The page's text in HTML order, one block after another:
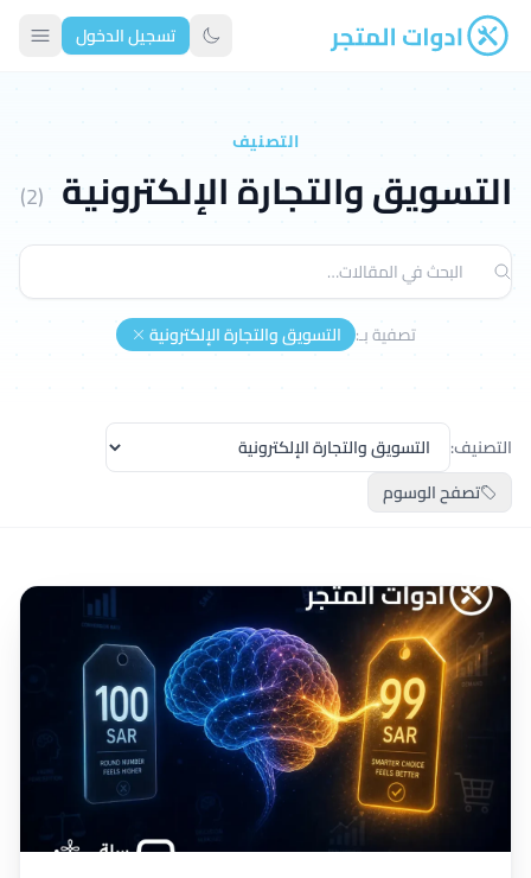
ادوات المتجر تبديل الوضع الداكن
تسجيل الدخول
التصنيف
التسويق والتجارة الإلكترونية (2)
تصفية بـ: التسويق والتجارة الإلكترونية
التصنيف:
تصفح الوسوم